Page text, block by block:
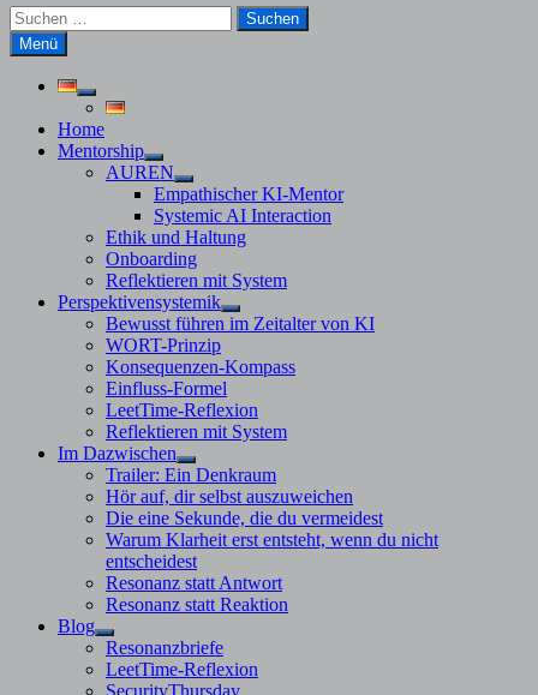
Suchen
nach:
Menü
Untermenü
anzeigen
Home
Mentorship
Untermenü
anzeigen
AUREN
Untermenü
anzeigen
Empathischer KI-Mentor
Systemic AI Interaction
Ethik und Haltung
Onboarding
Reflektieren mit System
Perspektivensystemik
Untermenü
anzeigen
Bewusst führen im Zeitalter von KI
WORT-Prinzip
Konsequenzen-Kompass
Einfluss-Formel
LeetTime-Reflexion
Reflektieren mit System
Im Dazwischen
Untermenü
anzeigen
Trailer: Ein Denkraum
Hör auf, dir selbst auszuweichen
Die eine Sekunde, die du vermeidest
Warum Klarheit erst entsteht, wenn du nicht
entscheidest
Resonanz statt Antwort
Resonanz statt Reaktion
Blog
Untermenü
anzeigen
Resonanzbriefe
LeetTime-Reflexion